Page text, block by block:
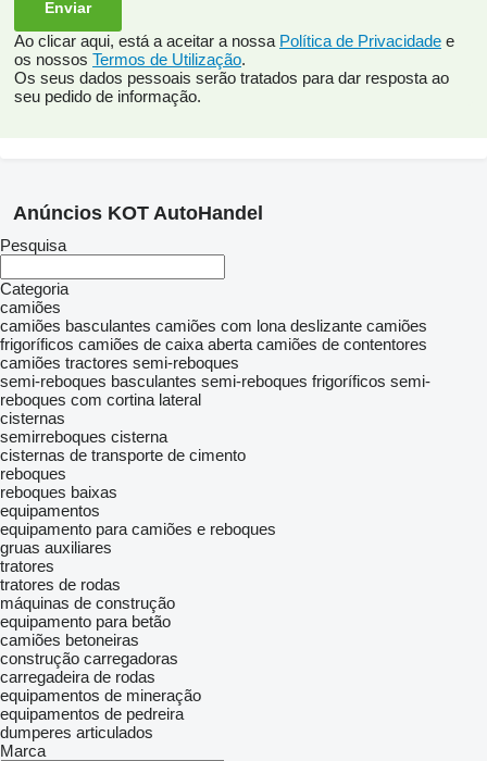
Ao clicar aqui, está a aceitar a nossa Política de Privacidade e
os nossos Termos de Utilização.
Os seus dados pessoais serão tratados para dar resposta ao
seu pedido de informação.
Anúncios KOT AutoHandel
Pesquisa
Categoria
camiões
camiões basculantes camiões com lona deslizante camiões
frigoríficos camiões de caixa aberta camiões de contentores
camiões tractores semi-reboques
semi-reboques basculantes semi-reboques frigoríficos semi-
reboques com cortina lateral
cisternas
semirreboques cisterna
cisternas de transporte de cimento
reboques
reboques baixas
equipamentos
equipamento para camiões e reboques
gruas auxiliares
tratores
tratores de rodas
máquinas de construção
equipamento para betão
camiões betoneiras
construção carregadoras
carregadeira de rodas
equipamentos de mineração
equipamentos de pedreira
dumperes articulados
Marca